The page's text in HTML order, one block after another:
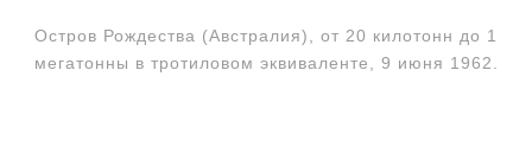
Остров Рождества (Австралия), от 20 килотонн до 1
мегатонны в тротиловом эквиваленте, 9 июня 1962.